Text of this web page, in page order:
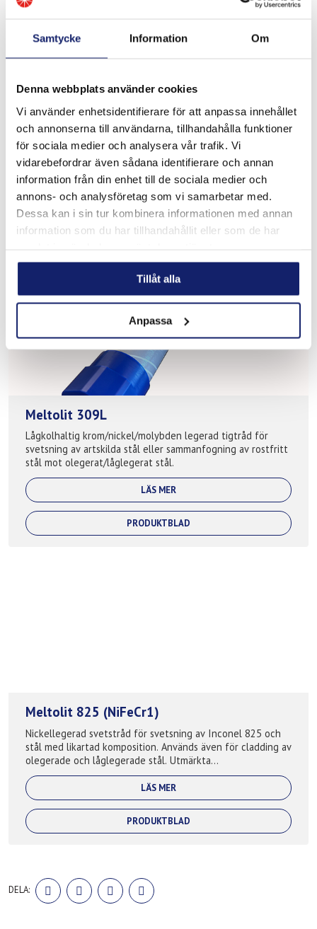
Samtycke Information Om
Denna webbplats använder cookies
Vi använder enhetsidentifierare för att anpassa innehållet
och annonserna till användarna, tillhandahålla funktioner
för sociala medier och analysera vår trafik. Vi
vidarebefordrar även sådana identifierare och annan
information från din enhet till de sociala medier och
annons- och analysföretag som vi samarbetar med.
Dessa kan i sin tur kombinera informationen med annan
information som du har tillhandahållit eller som de har
Tillåt alla
Anpassa
Meltolit 16.8.2
Utformad för svetsning av rostfritt stål som typ 16-8-2,
1.4418, 308H, 316H, 321 och 347 med kolhalt från 0,04 %
till 0,10 % för högtrycks- och högtemperaturrörsystem.
Används vanli...
LÄS MER
PRODUKTBLAD
Meltolit 309L
Lågkolhaltig krom/nickel/molybden legerad tigtråd för
svetsning av artskilda stål eller sammanfogning av rostfritt
stål mot olegerat/låglegerat stål.
LÄS MER
PRODUKTBLAD
Meltolit 825 (NiFeCr1)
Nickellegerad svetstråd för svetsning av Inconel 825 och
stål med likartad komposition. Används även för cladding av
olegerade och låglegerade stål. Utmärkta
korrosionsbeständiga egenskaper speciel...
LÄS MER
PRODUKTBLAD
DELA:
DELA
PÅ
FACEBOOK
DELA
PÅ
TWITTER
DELA
PÅ
LINKEDIN
PÅ